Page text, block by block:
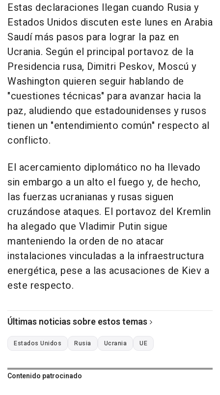
Estas declaraciones llegan cuando Rusia y
Estados Unidos discuten este lunes en Arabia
Saudí más pasos para lograr la paz en
Ucrania. Según el principal portavoz de la
Presidencia rusa, Dimitri Peskov, Moscú y
Washington quieren seguir hablando de
"cuestiones técnicas" para avanzar hacia la
paz, aludiendo que estadounidenses y rusos
tienen un "entendimiento común" respecto al
conflicto.
El acercamiento diplomático no ha llevado
sin embargo a un alto el fuego y, de hecho,
las fuerzas ucranianas y rusas siguen
cruzándose ataques. El portavoz del Kremlin
ha alegado que Vladimir Putin sigue
manteniendo la orden de no atacar
instalaciones vinculadas a la infraestructura
energética, pese a las acusaciones de Kiev a
este respecto.
Últimas noticias sobre estos temas
Estados Unidos Rusia Ucrania UE
Contenido patrocinado